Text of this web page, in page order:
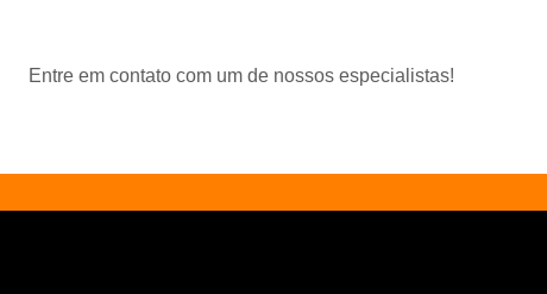
Entre em contato com um de nossos especialistas!